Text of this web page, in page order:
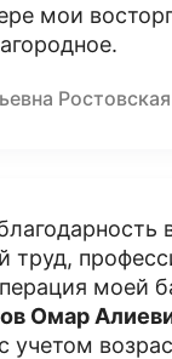
мои
труд,
моей
Омар
учетом